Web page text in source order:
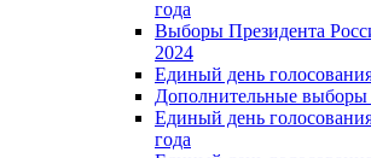
года
Выборы Президента
2024
Единый день
Дополнительные выборы
Единый день
года